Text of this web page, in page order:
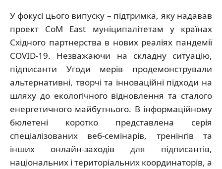
У фокусі цього випуску – підтримка, яку надавав
проект CoM East муніципалітетам у країнах
Східного партнерства в нових реаліях пандемії
COVID-19. Незважаючи на складну ситуацію,
підписанти Угоди мерів продемонстрували
альтернативні, творчі та інноваційні підходи на
шляху до екологічного відновлення та сталого
енергетичного майбутнього. В інформаційному
бюлетені коротко представлена ​​серія
спеціалізованих веб-семінарів, тренінгів та
інших онлайн-заходів для підписантів,
національних і територіальних координаторів, а